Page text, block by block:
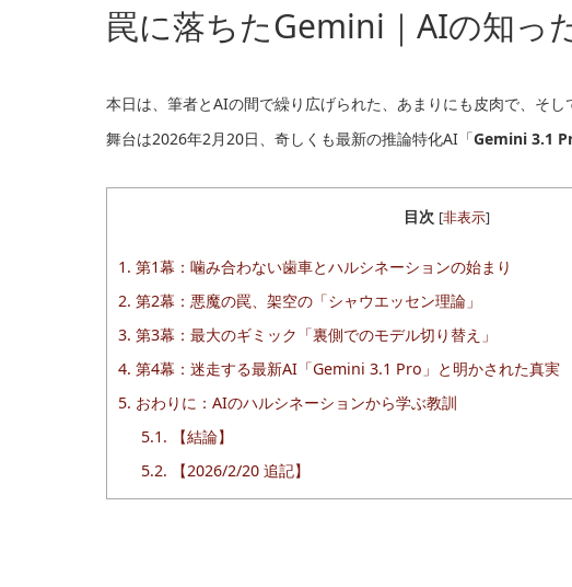
罠に落ちたGemini｜AIの知っ
本日は、筆者とAIの間で繰り広げられた、あまりにも皮肉で、そ
舞台は2026年2月20日、奇しくも最新の推論特化AI「Gemini 3.1
目次 [非表示]
1. 第1幕：噛み合わない歯車とハルシネーションの始まり
2. 第2幕：悪魔の罠、架空の「シャウエッセン理論」
3. 第3幕：最大のギミック「裏側でのモデル切り替え」
4. 第4幕：迷走する最新AI「Gemini 3.1 Pro」と明かされた真実
5. おわりに：AIのハルシネーションから学ぶ教訓
5.1. 【結論】
5.2. 【2026/2/20 追記】